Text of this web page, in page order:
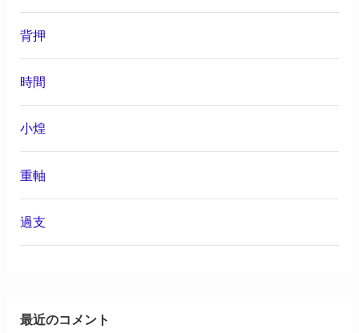
背押
時間
小煌
重軸
過支
最近のコメント